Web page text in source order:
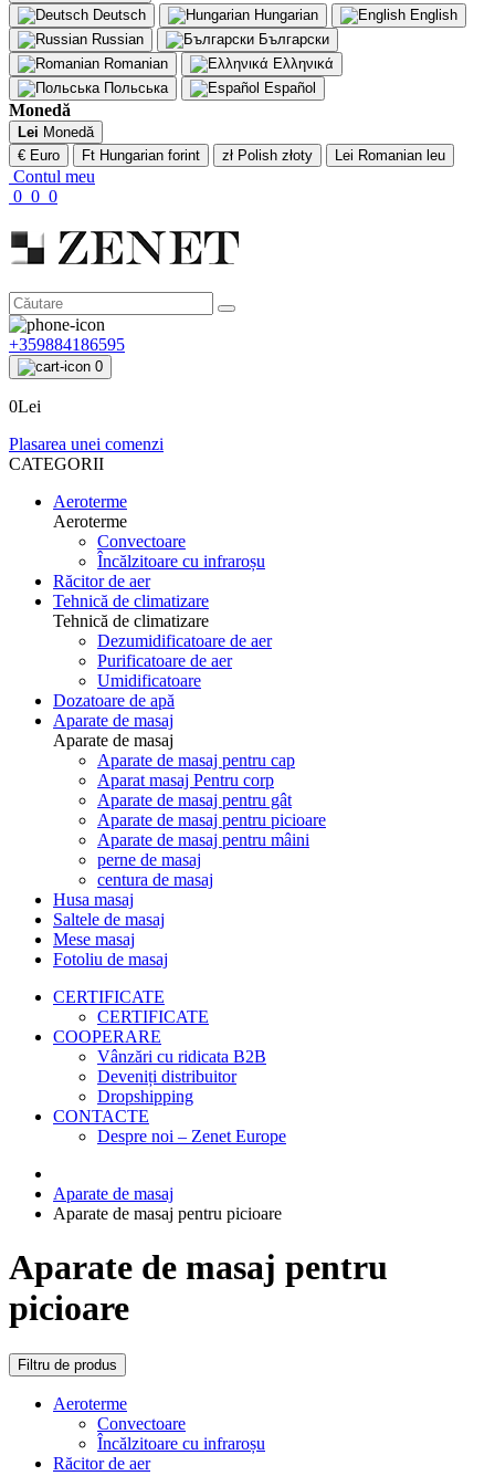
Deutsch
Hungarian
English
Russian
Български
Romanian
Ελληνικά
Польська
Español
Monedă
Lei Monedă
€ Euro
Ft Hungarian forint zł Polish złoty Lei Romanian leu
Contul meu
0 0 0
+359884186595
0
0Lei
Plasarea unei comenzi
CATEGORII
Aeroterme
Aeroterme
Convectoare
Încălzitoare cu infraroșu
Răcitor de aer
Tehnică de climatizare
Tehnică de climatizare
Dezumidificatoare de aer
Purificatoare de aer
Umidificatoare
Dozatoare de apă
Aparate de masaj
Aparate de masaj
Aparate de masaj pentru cap
Aparat masaj Pentru corp
Aparate de masaj pentru gât
Aparate de masaj pentru picioare
Aparate de masaj pentru mâini
perne de masaj
centura de masaj
Husa masaj
Saltele de masaj
Mese masaj
Fotoliu de masaj
CERTIFICATE
CERTIFICATE
COOPERARE
Vânzări cu ridicata B2B
Deveniți distribuitor
Dropshipping
CONTACTE
Despre noi – Zenet Europe
Aparate de masaj
Aparate de masaj pentru picioare
Aparate de masaj pentru
picioare
Filtru de produs
Aeroterme
Convectoare
Încălzitoare cu infraroșu
Răcitor de aer